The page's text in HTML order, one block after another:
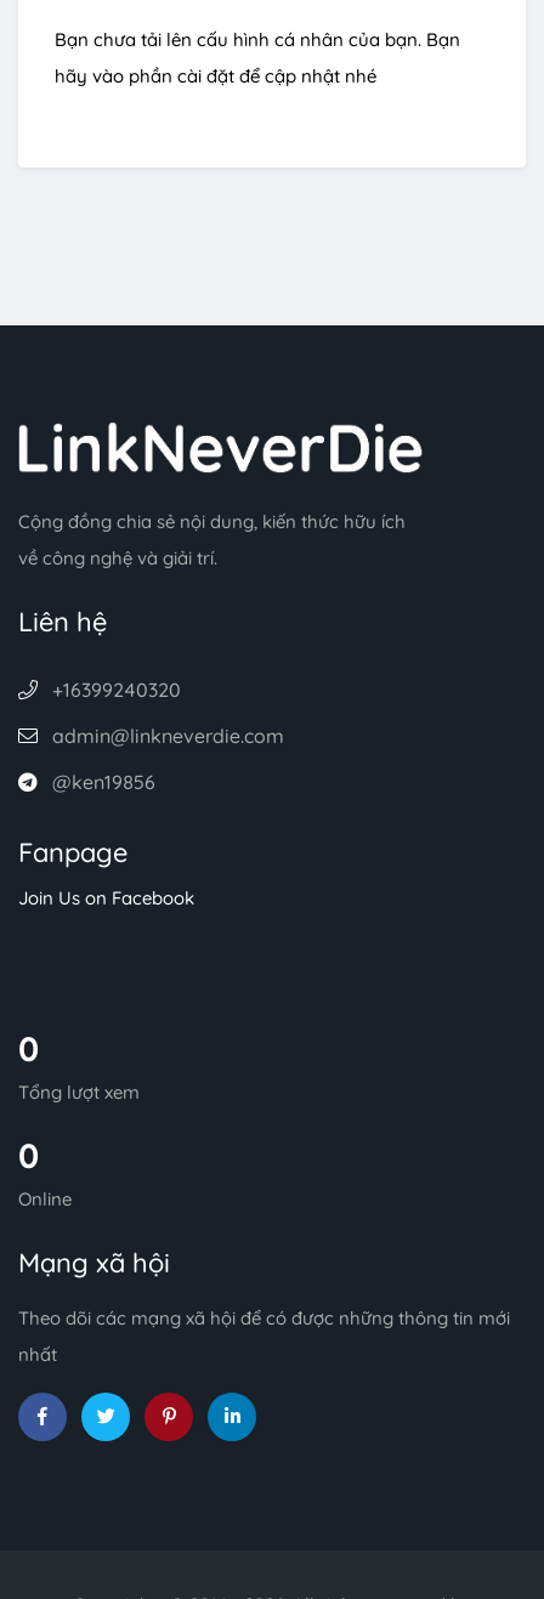
Bạn chưa tải lên cấu hình cá nhân của bạn. Bạn
hãy vào phần cài đặt để cập nhật nhé
Cộng đồng chia sẻ nội dung, kiến thức hữu ích
về công nghệ và giải trí.
Liên hệ
+16399240320
admin@linkneverdie.com
@ken19856
Fanpage
Join Us on Facebook
0
Tổng lượt xem
0
Online
Mạng xã hội
Theo dõi các mạng xã hội để có được những thông tin mới
nhất